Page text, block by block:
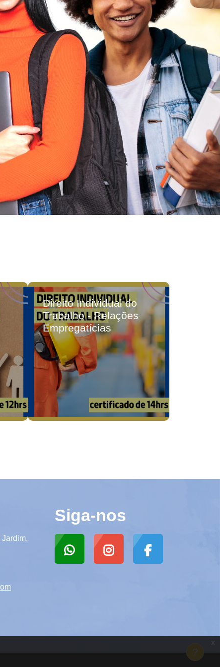
x
Direito Individual do
Trabalho - Relações
Empregatícias
Siga-nos